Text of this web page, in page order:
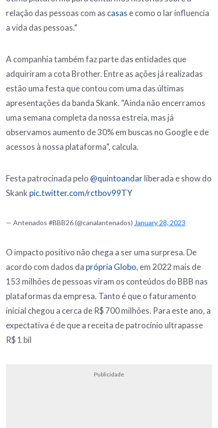
relação das pessoas com as casas e como o lar influencia
a vida das pessoas.”
A companhia também faz parte das entidades que
adquiriram a cota Brother. Entre as ações já realizadas
estão uma festa que contou com uma das últimas
apresentações da banda Skank. “Ainda não encerramos
uma semana completa da nossa estreia, mas já
observamos aumento de 30% em buscas no Google e de
acessos à nossa plataforma”, calcula.
Festa patrocinada pelo @quintoandarliberada e show do
Skank pic.twitter.com/rctbov99TY
— Antenados #BBB26 (@canalantenados) January 28, 2023
O impacto positivo não chega a ser uma surpresa. De
acordo com dados da própria Globo, em 2022 mais de
153 milhões de pessoas viram os conteúdos do BBB nas
plataformas da empresa. Tanto é que o faturamento
inicial chegou a cerca de R$ 700 milhões. Para este ano, a
expectativa é de que a receita de patrocínio ultrapasse
R$ 1 bil
Publicidade